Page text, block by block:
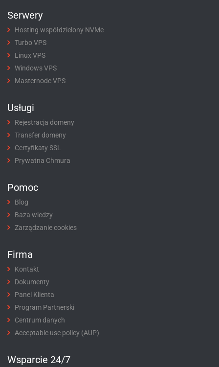
Serwery
Hosting współdzielony NVMe
Turbo VPS
Linux VPS
Windows VPS
Masternode VPS
Usługi
Rejestracja domeny
Transfer domeny
Certyfikaty SSL
Prywatna Chmura
Pomoc
Blog
Baza wiedzy
Zarządzanie cookies
Firma
Kontakt
Dokumenty
Panel Klienta
Program Partnerski
Centrum danych
Acceptable use policy (AUP)
Wsparcie 24/7